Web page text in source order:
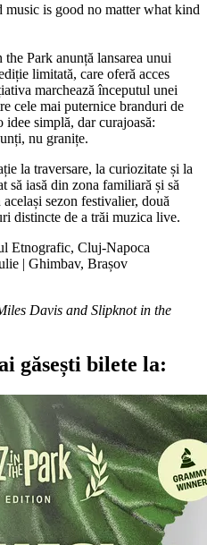
is good no matter what kind
Park anunță lansarea unui
limitată, care oferă acces
marchează începutul unei
cele mai puternice branduri de
simplă, dar curajoasă:
nu granițe.
la traversare, la curiozitate și la
să iasă din zona familiară și să
sezon festivalier, două
distincte de a trăi muzica live.
Etnografic, Cluj-Napoca
| Ghimbav, Brașov
Davis and Slipknot in the
găsești bilete la: